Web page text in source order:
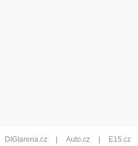
DIGIarena.cz Auto.cz E15.cz